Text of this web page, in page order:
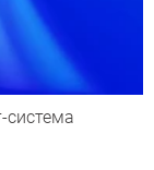
система